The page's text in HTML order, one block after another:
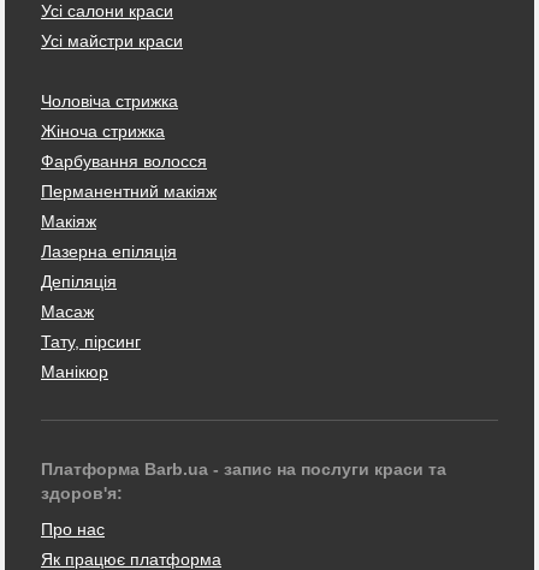
Усі салони краси
Усі майстри краси
Чоловіча стрижка
Жіноча стрижка
Фарбування волосся
Перманентний макіяж
Макіяж
Лазерна епіляція
Депіляція
Масаж
Тату, пірсинг
Манікюр
Платформа Barb.ua - запис на послуги краси та
здоров'я:
Про нас
Як працює платформа